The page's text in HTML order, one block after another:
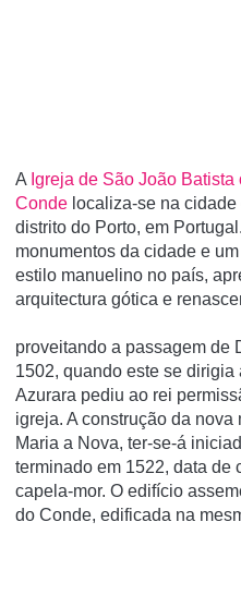
A Igreja de São João
Conde localiza-se na
distrito do Porto, em
monumentos da cidade e
estilo manuelino no paí­s,
arquitectura gótica e
proveitando a passagem de
1502, quando este se
Azurara pediu ao rei
igreja. A construção da
Maria a Nova, ter-se-á
terminado em 1522, data de
capela-mor. O edifício
do Conde, edificada na